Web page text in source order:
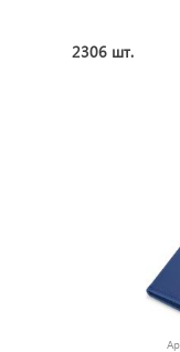
2306 шт.